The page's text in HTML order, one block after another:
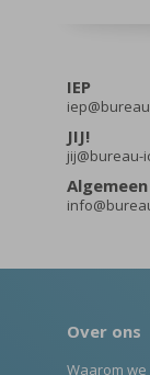
IEP
JIJ!
jij@bureau-
Algemeen
Over ons
Waarom